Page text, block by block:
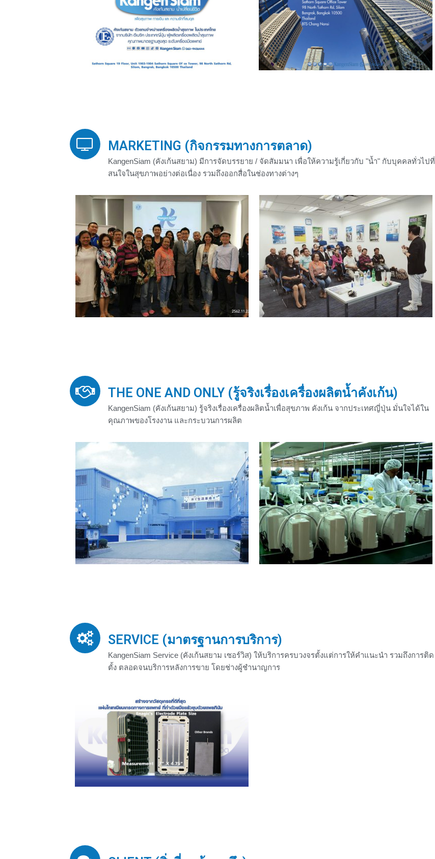
MARKETING (กิจกรรมทางการตลาด)
KangenSiam (คังเก้นสยาม) มีการจัดบรรยาย / จัดสัมมนา เพื่อให้ความรู้เกี่ยวกับ "น้ำ" กับบุคคลทั่วไปที่
สนใจในสุขภาพอย่างต่อเนื่อง รวมถึงออกสื่อในช่องทางต่างๆ
THE ONE AND ONLY (รู้จริงเรื่องเครื่องผลิตน้ำคังเก้น)
KangenSiam (คังเก้นสยาม) รู้จริงเรื่องเครื่องผลิตน้ำเพื่อสุขภาพ คังเก้น จากประเทศญี่ปุ่น มั่นใจได้ใน
คุณภาพของโรงงาน และกระบวนการผลิต
SERVICE (มาตรฐานการบริการ)
KangenSiam Service (คังเก้นสยาม เซอร์วิส) ให้บริการครบวงจรตั้งแต่การให้คำแนะนำ รวมถึงการติด
ตั้ง ตลอดจนบริการหลังการขาย โดยช่างผู้ชำนาญการ